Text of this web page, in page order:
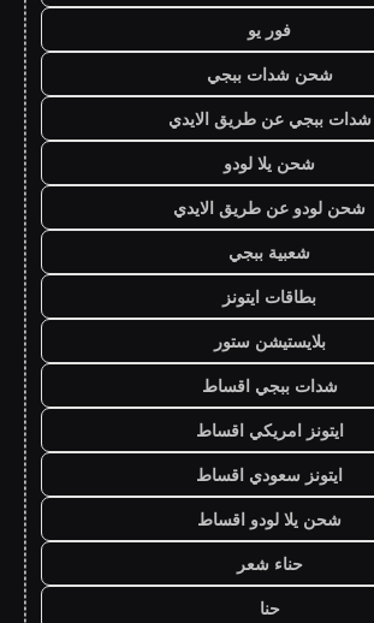
فور يو
شحن شدات ببجي
شدات ببجي عن طريق الايدي
شحن يلا لودو
شحن لودو عن طريق الايدي
شعبية ببجي
بطاقات ايتونز
بلايستيشن ستور
شدات ببجي اقساط
ايتونز امريكي اقساط
ايتونز سعودي اقساط
شحن يلا لودو اقساط
حناء شعر
حنا